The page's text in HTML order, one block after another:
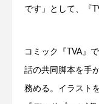
です」として、『
コミック『TVA』
話の共同脚本を手
務める。イラスト